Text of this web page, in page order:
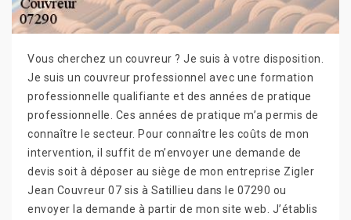
Vous cherchez un couvreur ? Je suis à votre disposition.
Je suis un couvreur professionnel avec une formation
professionnelle qualifiante et des années de pratique
professionnelle. Ces années de pratique m’a permis de
connaître le secteur. Pour connaître les coûts de mon
intervention, il suffit de m’envoyer une demande de
devis soit à déposer au siège de mon entreprise Zigler
Jean Couvreur 07 sis à Satillieu dans le 07290 ou
envoyer la demande à partir de mon site web. J’établis